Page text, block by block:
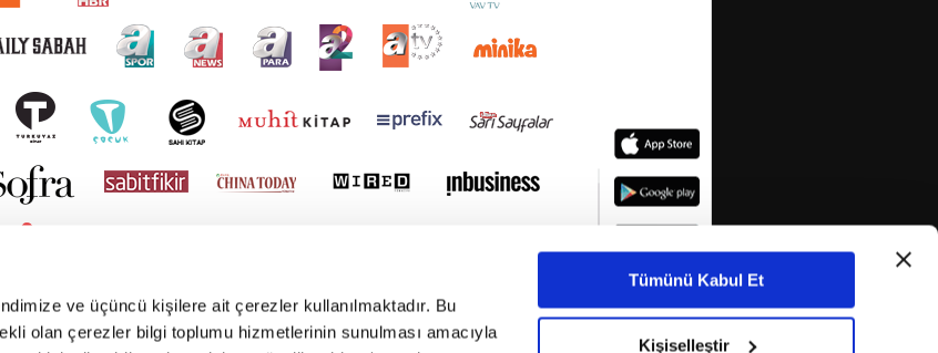
ve üçüncü kişilere ait çerezler kullanılmaktadır. Bu
olan çerezler bilgi toplumu hizmetlerinin sunulması amacıyla
Tümünü Kabul Et
Kişiselleştir